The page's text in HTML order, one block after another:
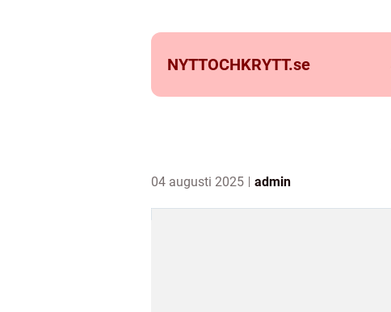
NYTTOCHKRYTT.se
04 augusti 2025 admin